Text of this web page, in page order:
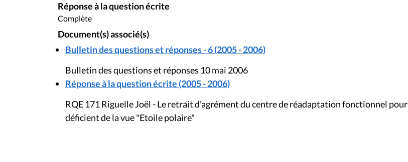
Réponse à la question écrite
Complète
Document(s) associé(s)
Bulletin des questions et réponses - 6 (2005 - 2006)
Bulletin des questions et réponses 10 mai 2006
Réponse à la question écrite (2005 - 2006)
RQE 171 Riguelle Joël - Le retrait d'agrément du centre de réadaptation fonctionnel pour
déficient de la vue "Etoile polaire"